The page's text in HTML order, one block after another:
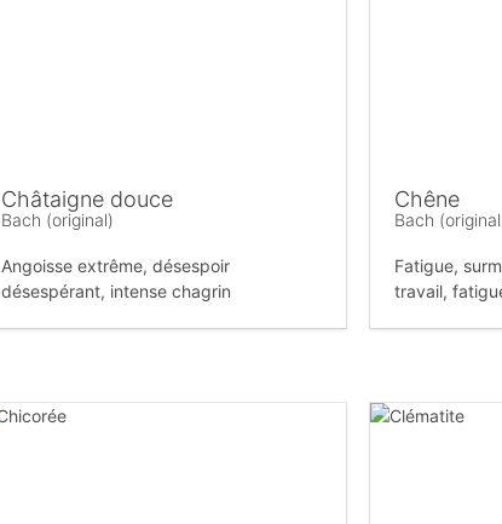
Châtaigne douce
Bach (original)
Angoisse extrême, désespoir
désespérant, intense chagrin
Chêne
Bach
Fatigue,
travail,